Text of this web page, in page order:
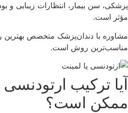
پزشکی، سن بیمار، انتظارات زیبایی و
مؤثر است.
مشاوره با دندان‌پزشک متخصص بهترین
مناسب‌ترین روش است.
آیا ترکیب
ممکن است؟